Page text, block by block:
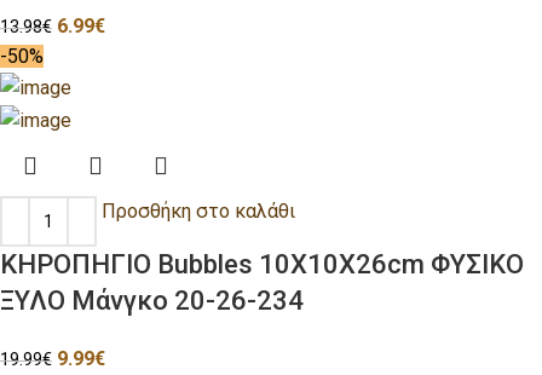
13.98€ 6.99€
-50%
Προσθήκη στο καλάθι
ΚΗΡΟΠΗΓΙΟ Bubbles 10Χ10Χ26cm ΦΥΣΙΚΟ
ΞΥΛΟ Μάνγκο 20-26-234
19.99€ 9.99€